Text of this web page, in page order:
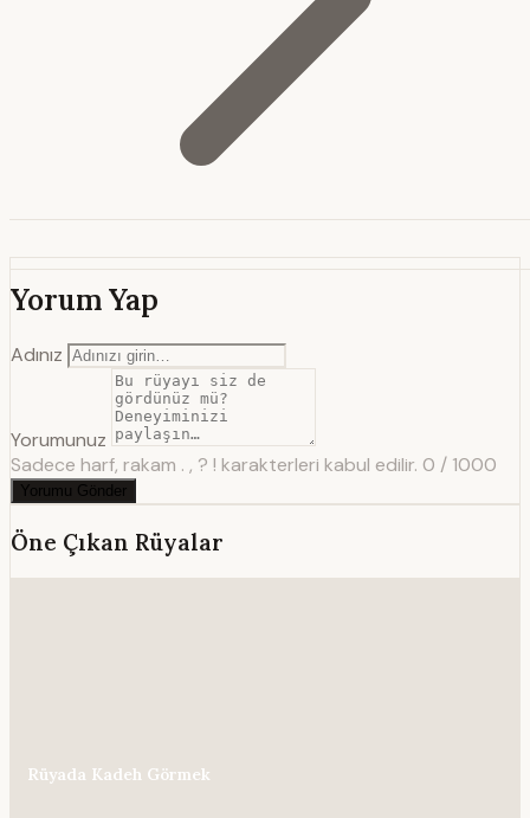
Yorum Yap
Adınız
Yorumunuz
Sadece harf, rakam . , ? ! karakterleri kabul edilir. 0 / 1000
Yorumu Gönder
Öne Çıkan Rüyalar
Rüyada Kadeh Görmek